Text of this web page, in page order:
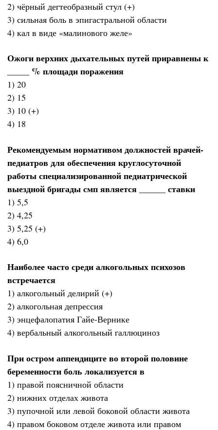
2) чёрный дегтеобразный стул (+)
3) сильная боль в эпигастральной области
4) кал в виде «малинового желе»
Ожоги верхних дыхательных путей приравнены к
_____ % площади поражения
1) 20
2) 15
3) 10 (+)
4) 18
Рекомендуемым нормативом должностей врачей-
педиатров для обеспечения круглосуточной
работы специализированной педиатрической
выездной бригады смп является ______ ставки
1) 5,5
2) 4,25
3) 5,25 (+)
4) 6,0
Наиболее часто среди алкогольных психозов
встречается
1) алкогольный делирий (+)
2) алкогольная депрессия
3) энцефалопатия Гайе-Вернике
4) вербальный алкогольный галлюциноз
При остром аппендиците во второй половине
беременности боль локализуется в
1) правой поясничной области
2) нижних отделах живота
3) пупочной или левой боковой области живота
4) правом боковом отделе живота или правом